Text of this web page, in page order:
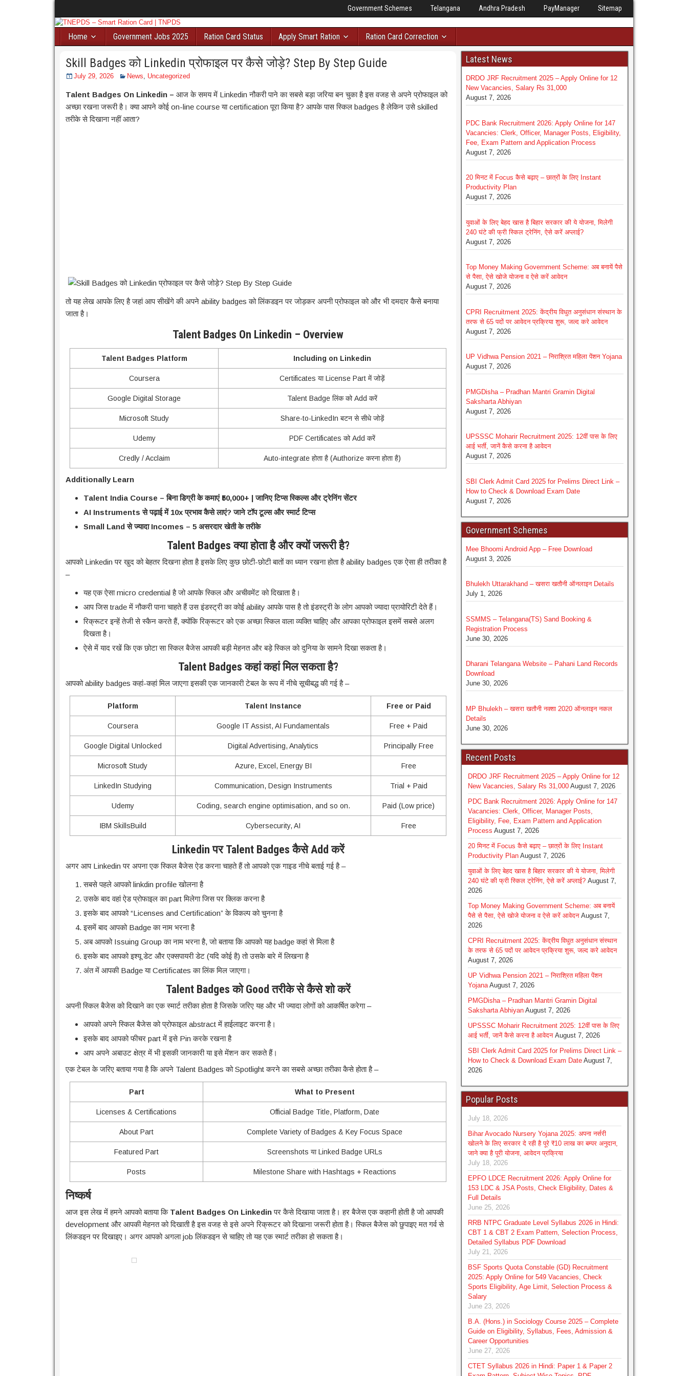
Government Schemes Telangana Andhra Pradesh PayManager Sitemap
Home Government Jobs 2025 Ration Card Status Apply Smart Ration Ration Card Correction
Skill Badges को Linkedin प्रोफाइल पर कैसे जोड़े? Step By Step Guide
July 29, 2026 News, Uncategorized
Talent Badges On Linkedin – आज के समय में Linkedin नौकरी पाने का सबसे बड़ा जरिया बन चुका है इस वजह से अपने प्रोफाइल को
अच्छा रखना जरूरी है। क्या आपने कोई on-line course या certification पूरा किया है? आपके पास स्किल badges है लेकिन उसे skilled
तरीके से दिखाना नहीं आता?
तो यह लेख आपके लिए है जहां आप सीखेंगे की अपने ability badges को लिंकडइन पर जोड़कर अपनी प्रोफाइल को और भी दमदार कैसे बनाया
जाता है।
Talent Badges On Linkedin – Overview
Talent Badges Platform Including on Linkedin
Coursera Certificates या License Part में जोड़ें
Google Digital Storage Talent Badge लिंक को Add करें
Microsoft Study Share-to-LinkedIn बटन से सीधे जोड़ें
Udemy PDF Certificates को Add करें
Credly / Acclaim Auto-integrate होता है (Authorize करना होता है)
Additionally Learn
Talent India Course – बिना डिग्री के कमाएं ₹50,000+ | जानिए टिप्स स्किल्स और ट्रेनिंग सेंटर
AI Instruments से पढ़ाई में 10x प्रभाव कैसे लाएं? जाने टॉप टूल्स और स्मार्ट टिप्स
Small Land से ज्यादा Incomes – 5 असरदार खेती के तरीके
Talent Badges क्या होता है और क्यों जरूरी है?
आपको Linkedin पर खुद को बेहतर दिखना होता है इसके लिए कुछ छोटी-छोटी बातों का ध्यान रखना होता है ability badges एक ऐसा ही तरीका है
–
यह एक ऐसा micro credential है जो आपके स्किल और अचीवमेंट को दिखाता है।
आप जिस trade में नौकरी पाना चाहते हैं उस इंडस्ट्री का कोई ability आपके पास है तो इंडस्ट्री के लोग आपको ज्यादा प्रायोरिटी देते हैं।
रिक्रूटर इन्हें तेजी से स्कैन करते हैं, क्योंकि रिक्रूटर को एक अच्छा स्किल वाला व्यक्ति चाहिए और आपका प्रोफाइल इसमें सबसे अलग
दिखता है।
ऐसे में याद रखें कि एक छोटा सा स्किल बैजेस आपकी बड़ी मेहनत और बड़े स्किल को दुनिया के सामने दिखा सकता है।
Talent Badges कहां कहां मिल सकता है?
आपको ability badges कहां-कहां मिल जाएगा इसकी एक जानकारी टेबल के रूप में नीचे सूचीबद्ध की गई है –
Platform Talent Instance Free or Paid
Coursera Google IT Assist, AI Fundamentals Free + Paid
Google Digital Unlocked Digital Advertising, Analytics Principally Free
Microsoft Study Azure, Excel, Energy BI Free
LinkedIn Studying Communication, Design Instruments Trial + Paid
Udemy Coding, search engine optimisation, and so on. Paid (Low price)
IBM SkillsBuild Cybersecurity, AI Free
Linkedin पर Talent Badges कैसे Add करें
अगर आप Linkedin पर अपना एक स्किल बैजेस ऐड करना चाहते हैं तो आपको एक गाइड नीचे बताई गई है –
सबसे पहले आपको linkdin profile खोलना है
उसके बाद वहां ऐड प्रोफाइल का part मिलेगा जिस पर क्लिक करना है
इसके बाद आपको “Licenses and Certification” के विकल्प को चुनना है
इसमें बाद आपको Badge का नाम भरना है
अब आपको Issuing Group का नाम भरना है, जो बताया कि आपको यह badge कहां से मिला है
इसके बाद आपको इश्यू डेट और एक्सपायरी डेट (यदि कोई है) तो उसके बारे में लिखना है
अंत में आपकी Badge या Certificates का लिंक मिल जाएगा।
Talent Badges को Good तरीके से कैसे शो करें
अपनी स्किल बैजेस को दिखाने का एक स्मार्ट तरीका होता है जिसके जरिए यह और भी ज्यादा लोगों को आकर्षित करेगा –
आपको अपने स्किल बैजेस को प्रोफाइल abstract में हाईलाइट करना है।
इसके बाद आपको फीचर part में इसे Pin करके रखना है
आप अपने अबाउट क्षेत्र में भी इसकी जानकारी या इसे मेंशन कर सकते हैं।
एक टेबल के जरिए बताया गया है कि अपने Talent Badges को Spotlight करने का सबसे अच्छा तरीका कैसे होता है –
Part What to Present
Licenses & Certifications Official Badge Title, Platform, Date
About Part Complete Variety of Badges & Key Focus Space
Featured Part Screenshots या Linked Badge URLs
Posts Milestone Share with Hashtags + Reactions
निष्कर्ष
आज इस लेख में हमने आपको बताया कि Talent Badges On Linkedinपर कैसे दिखाया जाता है। हर बैजेस एक कहानी होती है जो आपकी
development और आपकी मेहनत को दिखाती है इस वजह से इसे अपने रिक्रूटर को दिखाना जरूरी होता है। स्किल बैजेस को छुपाइए मत गर्व से
लिंकडइन पर दिखाइए। अगर आपको अगला job लिंकडइन से चाहिए तो यह एक स्मार्ट तरीका हो सकता है।
Latest News
DRDO JRF Recruitment 2025 – Apply Online for 12
New Vacancies, Salary Rs 31,000
August 7, 2026
PDC Bank Recruitment 2026: Apply Online for 147
Vacancies: Clerk, Officer, Manager Posts, Eligibility,
Fee, Exam Pattern and Application Process
August 7, 2026
20 मिनट में Focus कैसे बढ़ाए – छात्रों के लिए Instant
Productivity Plan
August 7, 2026
युवाओं के लिए बेहद खास है बिहार सरकार की ये योजना, मिलेगी
240 घंटे की फ्री स्किल ट्रेनिंग, ऐसे करें अप्लाई?
August 7, 2026
Top Money Making Government Scheme: अब बनायें पैसे
से पैसा, ऐसे खोजे योजना व ऐसे करें आवेदन
August 7, 2026
CPRI Recruitment 2025: केंद्रीय विधुत अनुसंधान संस्थान के
तरफ से 65 पदों पर आवेदन प्रक्रिया शुरू, जल्द करे आवेदन
August 7, 2026
UP Vidhwa Pension 2021 – निराश्रित महिला पेंशन Yojana
August 7, 2026
PMGDisha – Pradhan Mantri Gramin Digital
Saksharta Abhiyan
August 7, 2026
UPSSSC Moharir Recruitment 2025: 12वीं पास के लिए
आई भर्ती, जानें कैसे करना है आवेदन
August 7, 2026
SBI Clerk Admit Card 2025 for Prelims Direct Link –
How to Check & Download Exam Date
August 7, 2026
Government Schemes
Mee Bhoomi Android App – Free Download
August 3, 2026
Bhulekh Uttarakhand – खसरा खतौनी ऑनलाइन Details
July 1, 2026
SSMMS – Telangana(TS) Sand Booking &
Registration Process
June 30, 2026
Dharani Telangana Website – Pahani Land Records
Download
June 30, 2026
MP Bhulekh – खसरा खतौनी नक्शा 2020 ऑनलाइन नकल
Details
June 30, 2026
Recent Posts
DRDO JRF Recruitment 2025 – Apply Online for 12
New Vacancies, Salary Rs 31,000 August 7, 2026
PDC Bank Recruitment 2026: Apply Online for 147
Vacancies: Clerk, Officer, Manager Posts,
Eligibility, Fee, Exam Pattern and Application
Process August 7, 2026
20 मिनट में Focus कैसे बढ़ाए – छात्रों के लिए Instant
Productivity Plan August 7, 2026
युवाओं के लिए बेहद खास है बिहार सरकार की ये योजना, मिलेगी
240 घंटे की फ्री स्किल ट्रेनिंग, ऐसे करें अप्लाई? August 7,
2026
Top Money Making Government Scheme: अब बनायें
पैसे से पैसा, ऐसे खोजे योजना व ऐसे करें आवेदन August 7,
2026
CPRI Recruitment 2025: केंद्रीय विधुत अनुसंधान संस्थान
के तरफ से 65 पदों पर आवेदन प्रक्रिया शुरू, जल्द करे आवेदन
August 7, 2026
UP Vidhwa Pension 2021 – निराश्रित महिला पेंशन
Yojana August 7, 2026
PMGDisha – Pradhan Mantri Gramin Digital
Saksharta Abhiyan August 7, 2026
UPSSSC Moharir Recruitment 2025: 12वीं पास के लिए
आई भर्ती, जानें कैसे करना है आवेदन August 7, 2026
SBI Clerk Admit Card 2025 for Prelims Direct Link –
How to Check & Download Exam Date August 7,
2026
Popular Posts
July 18, 2026
Bihar Avocado Nursery Yojana 2025: अपना नर्सरी
खोलने के लिए सरकार दे रही है पूरे ₹10 लाख का बम्पर अनुदान,
जाने क्या है पूरी योजना, आवेदन प्रक्रिया
July 18, 2026
EPFO LDCE Recruitment 2026: Apply Online for
153 LDC & JSA Posts, Check Eligibility, Dates &
Full Details
June 25, 2026
RRB NTPC Graduate Level Syllabus 2026 in Hindi:
CBT 1 & CBT 2 Exam Pattern, Selection Process,
Detailed Syllabus PDF Download
July 21, 2026
BSF Sports Quota Constable (GD) Recruitment
2025: Apply Online for 549 Vacancies, Check
Sports Eligibility, Age Limit, Selection Process &
Salary
June 23, 2026
B.A. (Hons.) in Sociology Course 2025 – Complete
Guide on Eligibility, Syllabus, Fees, Admission &
Career Opportunities
June 27, 2026
CTET Syllabus 2026 in Hindi: Paper 1 & Paper 2